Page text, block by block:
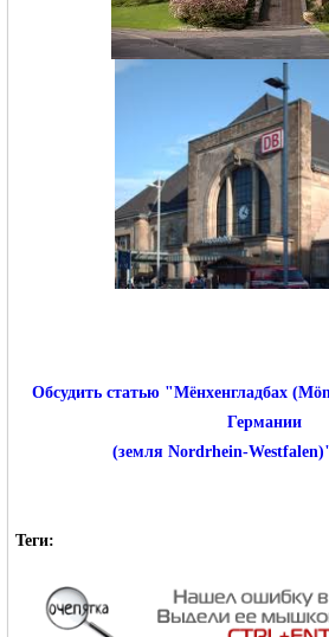
Обсудить статью "Мёнхенгладбах
Германии
(земля Nordrhein-
Теги: